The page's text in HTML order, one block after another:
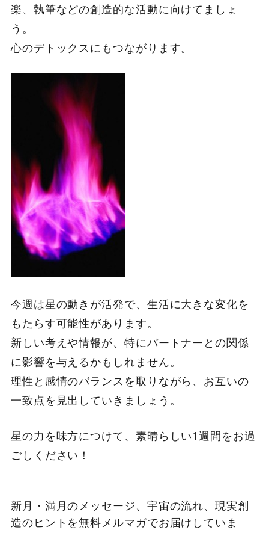
楽、執筆などの創造的な活動に向けてましょ
う。
心のデトックスにもつながります。
今週は星の動きが活発で、生活に大きな変化を
もたらす可能性があります。
新しい考えや情報が、特にパートナーとの関係
に影響を与えるかもしれません。
理性と感情のバランスを取りながら、お互いの
一致点を見出していきましょう。
星の力を味方につけて、素晴らしい1週間をお過
ごしください！​​​​​​​​​​​​​​​​
新月・満月のメッセージ、宇宙の流れ、現実創
造のヒントを無料メルマガでお届けしていま